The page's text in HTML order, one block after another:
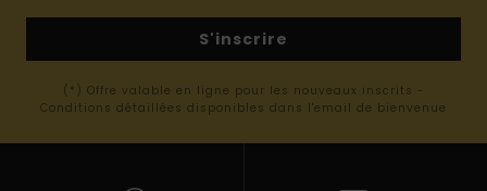
S'inscrire
(*) Offre valable en ligne pour les nouveaux inscrits -
Conditions détaillées disponibles dans l'email de bienvenue